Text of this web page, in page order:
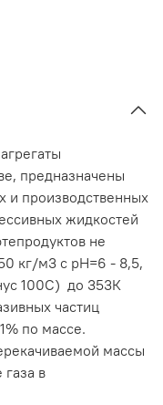
предназначены
и производственных
жидкостей
не
кг/м3 с рН=6 - 8,5,
100С) до 353К
частиц
по массе.
массы
в